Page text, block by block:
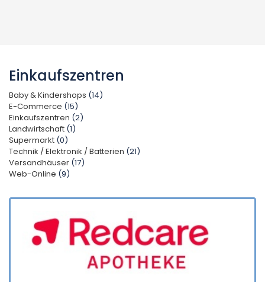
Einkaufszentren
Baby & Kindershops (14)
E-Commerce (15)
Einkaufszentren (2)
Landwirtschaft (1)
Supermarkt (0)
Technik / Elektronik / Batterien (21)
Versandhäuser (17)
Web-Online (9)